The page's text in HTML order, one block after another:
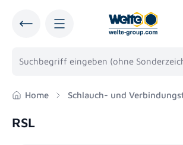
Home Schlauch- und
RSL